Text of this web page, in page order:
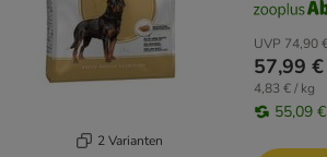
2 Varianten
UVP 74,90
57,99 €
4,83 € / kg
55,09 €